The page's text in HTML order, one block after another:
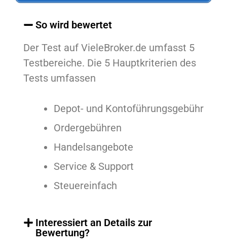
So wird bewertet
Der Test auf VieleBroker.de umfasst 5
Testbereiche. Die 5 Hauptkriterien des
Tests umfassen
Depot- und Kontoführungsgebühr
Ordergebühren
Handelsangebote
Service & Support
Steuereinfach
Interessiert an Details zur
Bewertung?